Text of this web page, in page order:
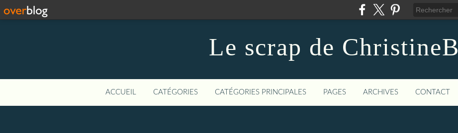
Le scrap de ChristineB
ACCUEIL CATÉGORIES CATÉGORIES PRINCIPALES PAGES ARCHIVES CONTACT